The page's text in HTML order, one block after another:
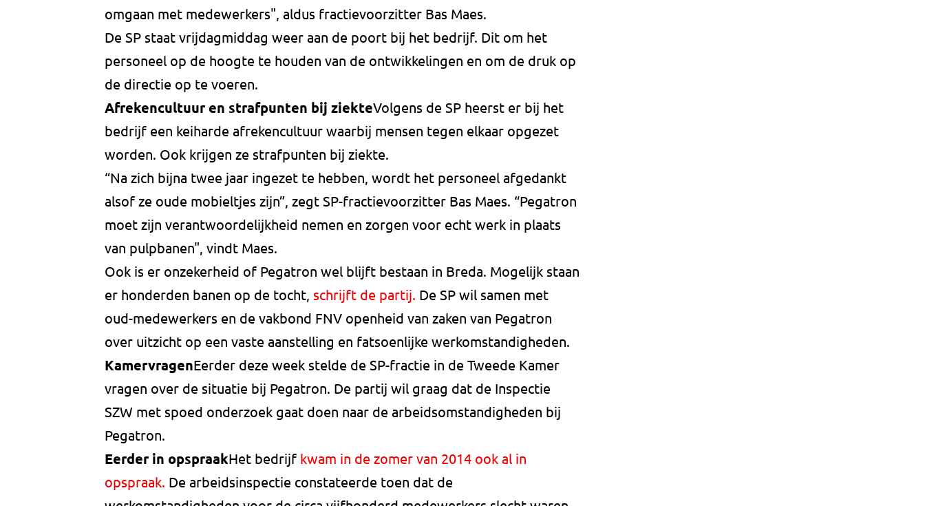
omgaan met medewerkers", aldus fractievoorzitter Bas Maes.
De SP staat vrijdagmiddag weer aan de poort bij het bedrijf. Dit om het
personeel op de hoogte te houden van de ontwikkelingen en om de druk op
de directie op te voeren.
Afrekencultuur en strafpunten bij ziekteVolgens de SP heerst er bij het
bedrijf een keiharde afrekencultuur waarbij mensen tegen elkaar opgezet
worden. Ook krijgen ze strafpunten bij ziekte.
“Na zich bijna twee jaar ingezet te hebben, wordt het personeel afgedankt
alsof ze oude mobieltjes zijn”, zegt SP-fractievoorzitter Bas Maes. “Pegatron
moet zijn verantwoordelijkheid nemen en zorgen voor echt werk in plaats
van pulpbanen", vindt Maes.
Ook is er onzekerheid of Pegatron wel blijft bestaan in Breda. Mogelijk staan
er honderden banen op de tocht, schrijft de partij. De SP wil samen met
oud-medewerkers en de vakbond FNV openheid van zaken van Pegatron
over uitzicht op een vaste aanstelling en fatsoenlijke werkomstandigheden.
KamervragenEerder deze week stelde de SP-fractie in de Tweede Kamer
vragen over de situatie bij Pegatron. De partij wil graag dat de Inspectie
SZW met spoed onderzoek gaat doen naar de arbeidsomstandigheden bij
Pegatron.
Eerder in opspraakHet bedrijf kwam in de zomer van 2014 ook al in
opspraak. De arbeidsinspectie constateerde toen dat de